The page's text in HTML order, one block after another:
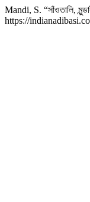
Mandi, S. “সাঁওতালি,
https://